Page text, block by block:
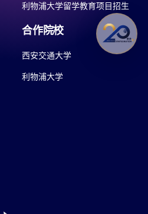
利物浦大学留学教育项目招生
合作院校
西安交通大学
利物浦大学